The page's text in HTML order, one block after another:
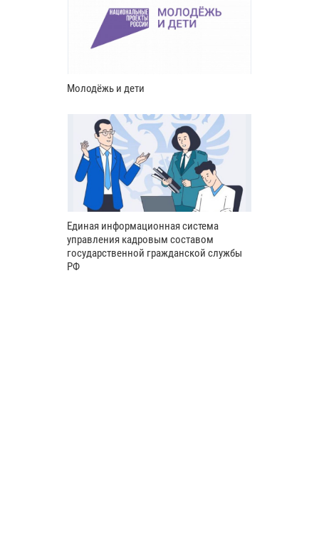
Молодёжь и дети
Единая информационная система
управления кадровым составом
государственной гражданской службы
РФ